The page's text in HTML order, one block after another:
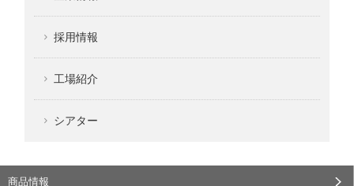
採用情報
工場紹介
シアター
商品情報